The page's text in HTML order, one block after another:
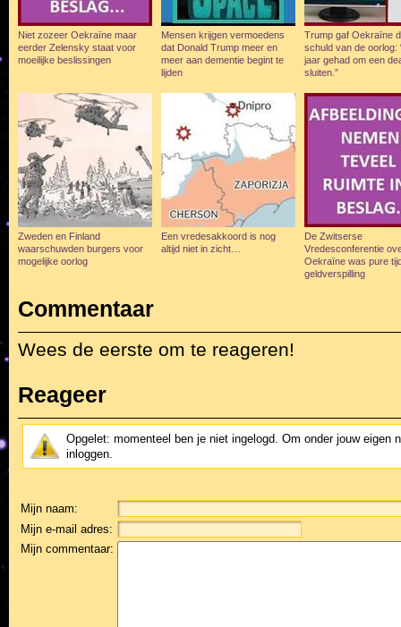
Niet zozeer Oekraïne maar
eerder Zelensky staat voor
moeilijke beslissingen
Mensen krijgen vermoedens
dat Donald Trump meer en
meer aan dementie begint te
lijden
Trump gaf Oekraïne
schuld van de oorlog:
jaar gehad om een
sluiten.”
Zweden en Finland
waarschuwden burgers voor
mogelijke oorlog
Een vredesakkoord is nog
altijd niet in zicht…
De Zwitserse
Vredesconferentie
Oekraïne was pure
geldverspilling
Commentaar
Wees de eerste om te reageren!
Reageer
Opgelet: momenteel ben je niet ingelogd. Om onder jouw eigen
inloggen.
Mijn naam:
Mijn e-mail adres:
Mijn commentaar: